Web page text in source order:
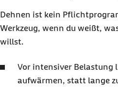
Dehnen ist kein
Werkzeug, wenn du weißt,
willst.
Vor intensiver Belastung
aufwärmen, statt lange